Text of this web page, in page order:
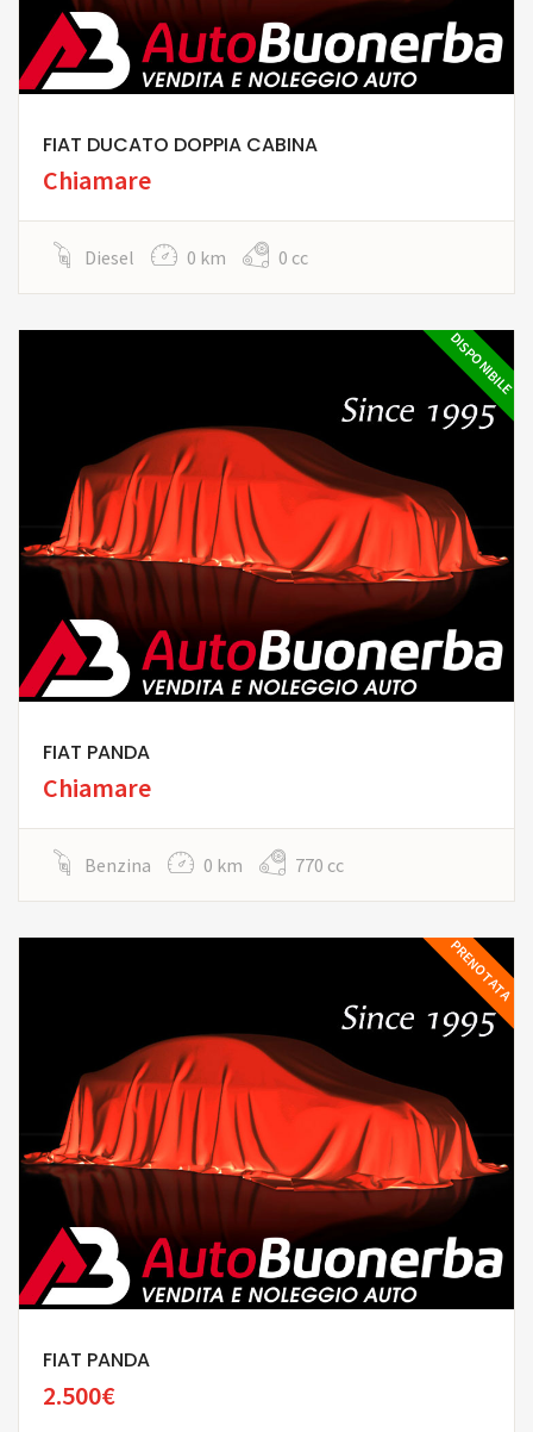
FIAT DUCATO DOPPIA CABINA
Chiamare
Diesel 0 km 0 cc
DISPONIBILE
FIAT PANDA
Chiamare
Benzina 0 km 770 cc
PRENOTATA
FIAT PANDA
2.500€